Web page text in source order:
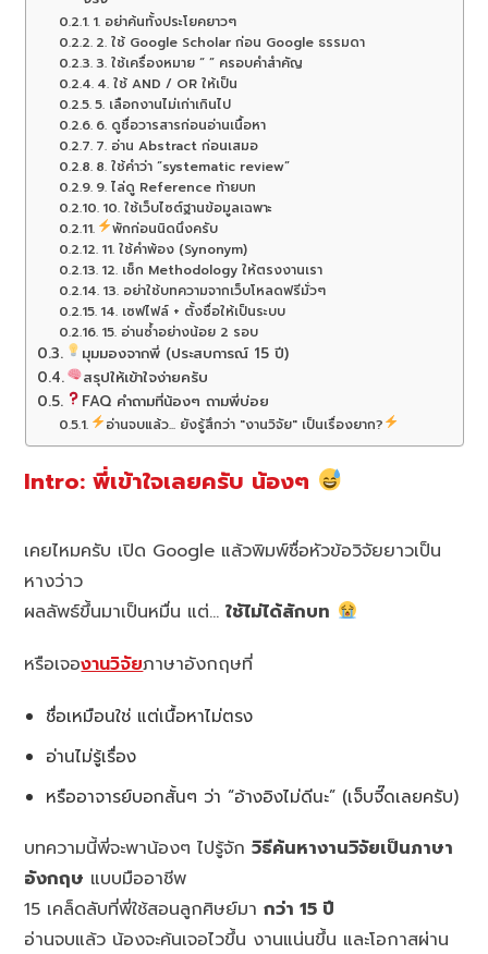
1. อย่าค้นทั้งประโยคยาวๆ
2. ใช้ Google Scholar ก่อน Google ธรรมดา
3. ใช้เครื่องหมาย “ ” ครอบคำสำคัญ
4. ใช้ AND / OR ให้เป็น
5. เลือกงานไม่เก่าเกินไป
6. ดูชื่อวารสารก่อนอ่านเนื้อหา
7. อ่าน Abstract ก่อนเสมอ
8. ใช้คำว่า “systematic review”
9. ไล่ดู Reference ท้ายบท
10. ใช้เว็บไซต์ฐานข้อมูลเฉพาะ
พักก่อนนิดนึงครับ
11. ใช้คำพ้อง (Synonym)
12. เช็ก Methodology ให้ตรงงานเรา
13. อย่าใช้บทความจากเว็บโหลดฟรีมั่วๆ
14. เซฟไฟล์ + ตั้งชื่อให้เป็นระบบ
15. อ่านซ้ำอย่างน้อย 2 รอบ
มุมมองจากพี่ (ประสบการณ์ 15 ปี)
สรุปให้เข้าใจง่ายครับ
FAQ คำถามที่น้องๆ ถามพี่บ่อย
อ่านจบแล้ว... ยังรู้สึกว่า "งานวิจัย" เป็นเรื่องยาก?
Intro: พี่เข้าใจเลยครับ น้องๆ
เคยไหมครับ เปิด Google แล้วพิมพ์ชื่อหัวข้อวิจัยยาวเป็น
หางว่าว
ผลลัพธ์ขึ้นมาเป็นหมื่น แต่…ใช้ไม่ได้สักบท
หรือเจองานวิจัยภาษาอังกฤษที่
ชื่อเหมือนใช่ แต่เนื้อหาไม่ตรง
อ่านไม่รู้เรื่อง
หรืออาจารย์บอกสั้นๆ ว่า “อ้างอิงไม่ดีนะ” (เจ็บจี๊ดเลยครับ)
บทความนี้พี่จะพาน้องๆ ไปรู้จักวิธีค้นหางานวิจัยเป็นภาษา
อังกฤษ แบบมืออาชีพ
15 เคล็ดลับที่พี่ใช้สอนลูกศิษย์มากว่า 15 ปี
อ่านจบแล้ว น้องจะค้นเจอไวขึ้น งานแน่นขึ้น และโอกาสผ่าน